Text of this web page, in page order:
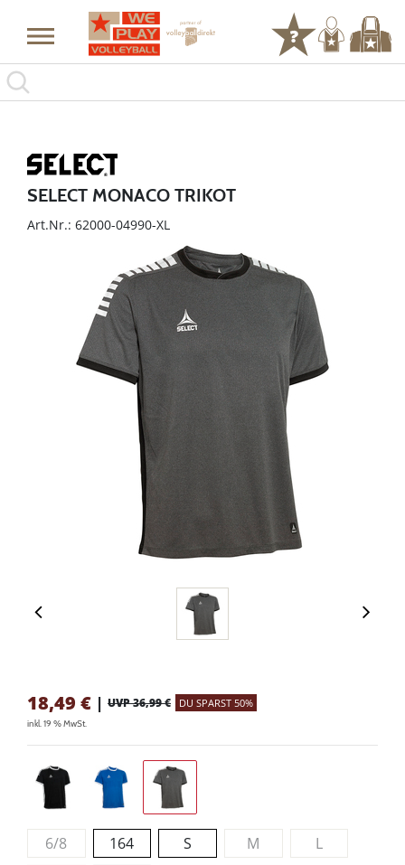
SELECT MONACO TRIKOT
Art.Nr.: 62000-04990-XL
18,49 € | UVP 36,99 € DU SPARST 50%
inkl. 19 % MwSt.
6/8 164 S M
L